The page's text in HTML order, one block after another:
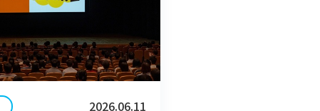
2026.06.11